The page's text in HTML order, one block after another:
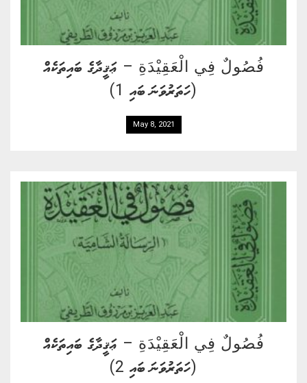
فُصُولٌ فِي الْعَقِيْدَةِ – ޢަޤީދާގެ ބައިތަކެއް
(ހަތަރުވަނަ ބައި 1)
May 8, 2021
فُصُولٌ فِي الْعَقِيْدَةِ – ޢަޤީދާގެ ބައިތަކެއް
(ހަތަރުވަނަ ބައި 2)